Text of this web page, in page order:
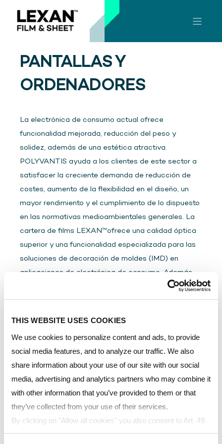
THIS WEBSITE USES COOKIES
We use cookies to personalize content and ads, to provide
social media features, and to analyze our traffic. We also
share information about your use of our site with our social
media, advertising and analytics partners who may combine it
with other information that you’ve provided to them or that
they’ve collected from your use of their services.
By clicking on "Allow all cookies" you also consent to Art. 49
para. 1 sentence 1 lit a GDPR that your data will be
PANTALLAS Y
ORDENADORES
La electrónica de consumo actual ofrece
funcionalidad mejorada, reducción del peso y
solidez, además de una estética atractiva.
POLYVANTIS ayuda a los clientes de este sector a
satisfacer la creciente demanda de reducción de
costes, aumento de la flexibilidad en el diseño, un
mayor rendimiento y el cumplimiento de lo dispuesto
en las normativas medioambientales generales. La
cartera de films LEXAN™ofrece una calidad óptica
superior y una funcionalidad especializada para las
soluciones de decoración de moldes (IMD) en
aplicaciones de electrónica de consumo. Además,
los films LEXAN™para pantallas ofrecen difusión de
la luz y/o colimación, al tiempo que maximizan la
iluminación. Estos productos combinan la
experiencia de POLYVANTIS en las resinas de
calidad óptica con un entorno de fabricación en sala
blanca.
PRODUCTOS PARA PANTALLAS Y
ORDENADORES